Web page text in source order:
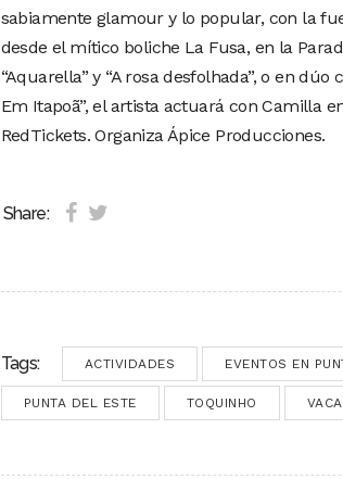
sabiamente glamour y lo popular, con la
desde el mítico boliche La Fusa, en la
“Aquarella” y “A rosa desfolhada”, o en
Em Itapoã”, el artista actuará con Camilla
RedTickets. Organiza Ápice Producciones.
Share:
Tags: ACTIVIDADES EVENTOS EN
PUNTA DEL ESTE TOQUINHO